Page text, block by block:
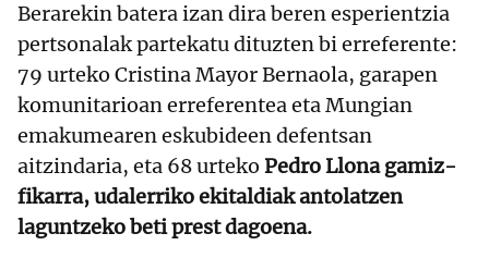
Berarekin batera izan dira beren esperientzia
pertsonalak partekatu dituzten bi erreferente:
79 urteko Cristina Mayor Bernaola, garapen
komunitarioan erreferentea eta Mungian
emakumearen eskubideen defentsan
aitzindaria, eta 68 urteko Pedro Llona gamiz-
fikarra, udalerriko ekitaldiak antolatzen
laguntzeko beti prest dagoena.